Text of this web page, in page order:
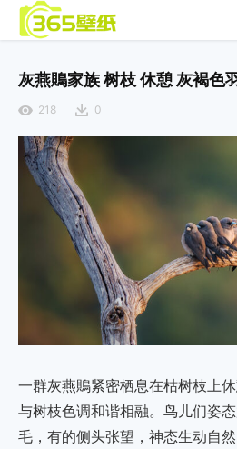
灰燕鵙家族 树枝 休憩 灰褐色
218 0
一群灰燕鵙紧密栖息在枯树枝上
与树枝色调和谐相融。鸟儿们姿
毛，有的侧头张望，神态生动自然